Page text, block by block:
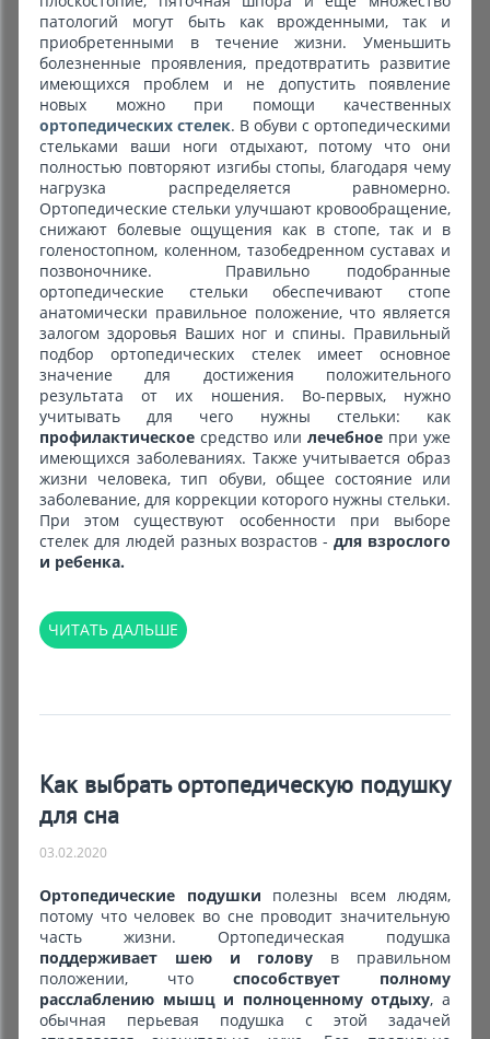
патологий могут быть как врожденными, так и
приобретенными в течение жизни. Уменьшить
болезненные проявления, предотвратить развитие
имеющихся проблем и не допустить появление
новых можно при помощи качественных
ортопедических стелек. В обуви с ортопедическими
стельками ваши ноги отдыхают, потому что они
полностью повторяют изгибы стопы, благодаря чему
нагрузка распределяется равномерно.
Ортопедические стельки улучшают кровообращение,
снижают болевые ощущения как в стопе, так и в
голеностопном, коленном, тазобедренном суставах и
позвоночнике. Правильно подобранные
ортопедические стельки обеспечивают стопе
анатомически правильное положение, что является
залогом здоровья Ваших ног и спины. Правильный
подбор ортопедических стелек имеет основное
значение для достижения положительного
результата от их ношения. Во-первых, нужно
учитывать для чего нужны стельки: как
профилактическое средство или лечебное при уже
имеющихся заболеваниях. Также учитывается образ
жизни человека, тип обуви, общее состояние или
заболевание, для коррекции которого нужны стельки.
При этом существуют особенности при выборе
стелек для людей разных возрастов -для взрослого
и ребенка.
ЧИТАТЬ ДАЛЬШЕ
Как выбрать ортопедическую подушку
для сна
03.02.2020
Ортопедические подушки полезны всем людям,
потому что человек во сне проводит значительную
часть жизни. Ортопедическая подушка
поддерживает шею и голову в правильном
положении, что способствует полному
расслаблению мышц и полноценному отдыху, а
обычная перьевая подушка с этой задачей